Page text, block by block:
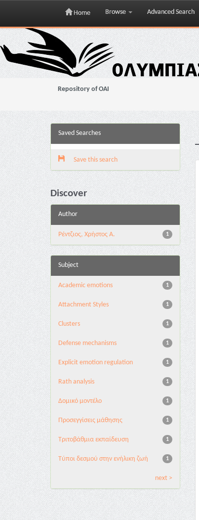
Skip
navigation
Home Browse Advanced Search
Repository of OAI
Saved Searches
Save this search
Discover
Author
1
Ρέντζιος, Χρήστος Α.
Subject
1
Academic emotions
1
Attachment Styles
1
Clusters
1
Defense mechanisms
1
Explicit emotion regulation
1
Rath analysis
1
Δομικό μοντέλο
1
Προσεγγίσεις μάθησης
1
Τριτοβάθμια εκπαίδευση
1
Τύποι δεσμού στην ενήλικη ζωή
next >